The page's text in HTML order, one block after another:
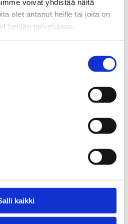
voivat yhdistää näitä
olet antanut heille tai joita on
heidän palvelujaan.
kaikki